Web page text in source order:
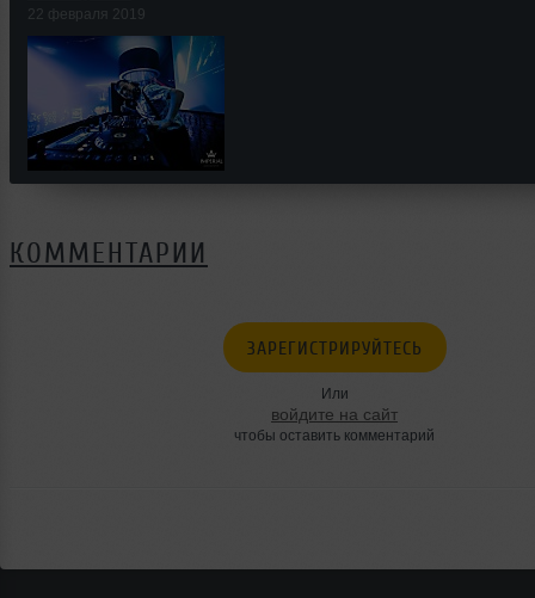
22 февраля 2019
КОММЕНТАРИИ
ЗАРЕГИСТРИРУЙТЕСЬ
Или
войдите на сайт
чтобы оставить комментарий